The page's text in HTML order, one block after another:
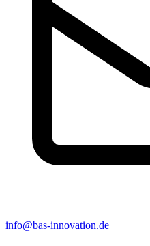
info@bas-innovation.de